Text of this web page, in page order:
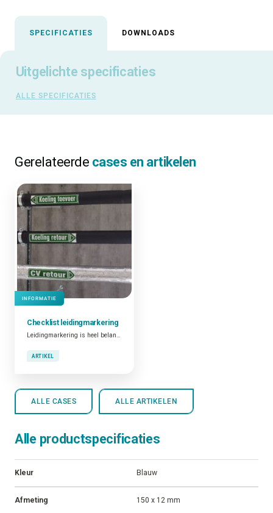
SPECIFICATIES DOWNLOADS
Uitgelichte specificaties
ALLE SPECIFICATIES
Gerelateerde cases en artikelen
INFORMATIE
Checklist leidingmarkering
ARTIKEL
ALLE CASES ALLE ARTIKELEN
Alle productspecificaties
Kleur Blauw
Afmeting 150 x 12 mm